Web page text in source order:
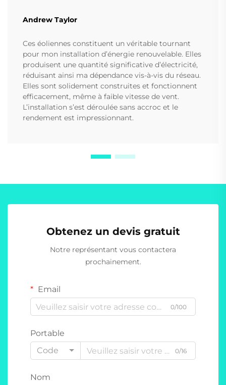
Andrew Taylor
Ces éoliennes constituent un véritable tournant
pour mon installation d’énergie renouvelable. Elles
produisent une quantité significative d’électricité,
réduisant ainsi ma dépendance vis-à-vis du réseau.
Elles sont solidement construites et fonctionnent
efficacement, même à faible vitesse de vent.
L’installation s’est déroulée sans accroc et le
rendement est impressionnant.
Obtenez un devis gratuit
Notre représentant vous contactera
prochainement.
Email
0/100
Portable
Code
0/16
Nom